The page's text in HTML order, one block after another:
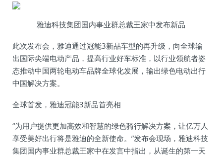
雅迪科技集团国内事业群总裁王家中发布新品
此次发布会，雅迪通过冠能3新品车型的再升级，向全球输
出国际尖端电动产品，提高行业好车标准，以行业领航者姿
态推动中国两轮电动车品牌全球化发展，输出绿色电动出行
中国解决方案。
全球首发，雅迪冠能3新品首亮相
“为用户提供更加高效和智慧的绿色骑行解决方案，让亿万人
享受美好出行将是雅迪的全新使命。”发布会现场，雅迪科技
集团国内事业群总裁王家中在发言中指出，从诞生的第一天